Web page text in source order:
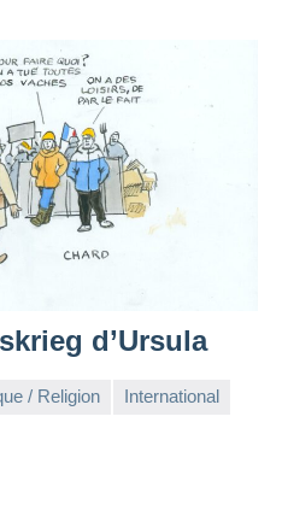
d’Ursula
/ Religion
International